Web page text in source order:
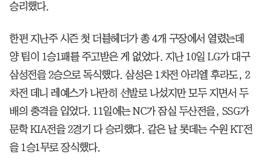
승리했다.
한편 지난주 시즌 첫 더블헤더가 총 4개 구장에서 열렸는데
양 팀이 1승1패를 주고받은 게 없었다. 지난 10일 LG가 대구
삼성전을 2승으로 독식했다. 삼성은 1차전 아리엘 후라도, 2
차전 데니 레예스가 나란히 선발로 나섰지만 모두 지면서 두
배의 충격을 입었다. 11일에는 NC가 잠실 두산전을, SSG가
문학 KIA전을 2경기 다 승리했다. 같은 날 롯데는 수원 KT전
을 1승1무로 장식했다.